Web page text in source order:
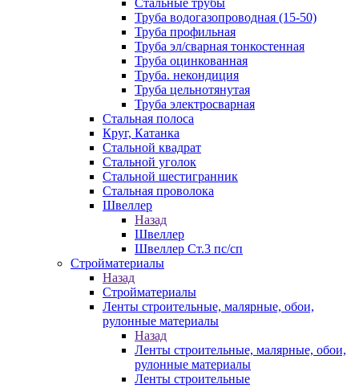
Стальные трубы
Труба водогазопроводная (15-50)
Труба профильная
Труба эл/сварная тонкостенная
Труба оцинкованная
Труба. некондиция
Труба цельнотянутая
Труба электросварная
Стальная полоса
Круг, Катанка
Стальной квадрат
Стальной уголок
Стальной шестигранник
Стальная проволока
Швеллер
Назад
Швеллер
Швеллер Ст.3 пс/сп
Стройматериалы
Назад
Стройматериалы
Ленты строительные, малярные, обои,
рулонные материалы
Назад
Ленты строительные, малярные, обои,
рулонные материалы
Ленты строительные